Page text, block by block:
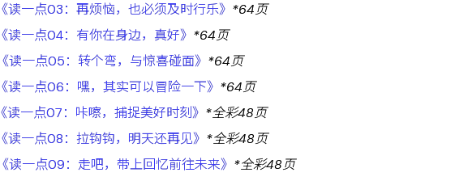
《读一点03：再烦恼，也必须及时行乐》 *64页
《读一点04：有你在身边，真好》 *64页
《读一点05：转个弯，与惊喜碰面》 *64页
《读一点06：嘿，其实可以冒险一下》 *64页
《读一点07：咔嚓，捕捉美好时刻》 *全彩48页
《读一点08：拉钩钩，明天还再见》 *全彩48页
《读一点09：走吧，带上回忆前往未来》 *全彩48页